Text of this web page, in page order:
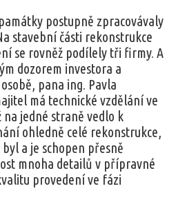
postupně zpracovávaly
stavební části rekonstrukce
se rovněž podílely tři firmy. A
dozorem investora a
pana ing. Pavla
má technické vzdělání ve
na jedné straně vedlo k
ohledně celé rekonstrukce,
a je schopen přesně
mnoha detailů v přípravné
provedení ve fázi